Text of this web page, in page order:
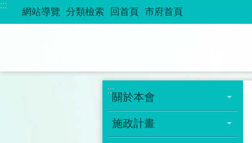
跳到主要內容區塊
:::
網站導覽 分類檢索 回首頁 市府首頁
:::
關於本會
施政計畫